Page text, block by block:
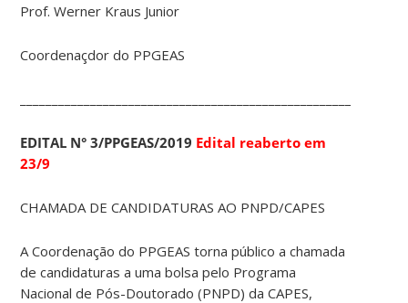
Prof. Werner Kraus Junior
Coordenaçdor do PPGEAS
EDITAL N° 3/PPGEAS/2019 Edital reaberto em
23/9
CHAMADA DE CANDIDATURAS AO PNPD/CAPES
A Coordenação do PPGEAS torna público a chamada
de candidaturas a uma bolsa pelo Programa
Nacional de Pós-Doutorado (PNPD) da CAPES,